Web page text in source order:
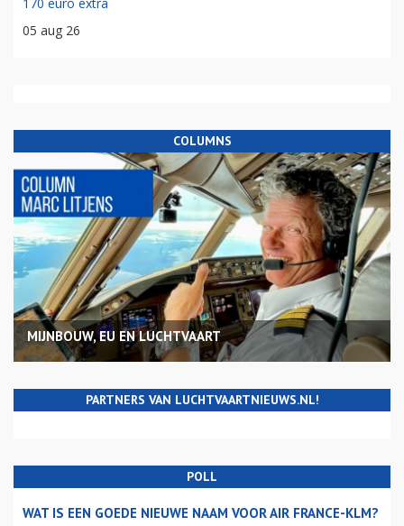
05 aug 26
COLUMNS
MIJNBOUW, EU EN LUCHTVAART
PARTNERS VAN LUCHTVAARTNIEUWS.NL!
POLL
WAT IS EEN GOEDE NIEUWE NAAM VOOR AIR FRANCE-KLM?